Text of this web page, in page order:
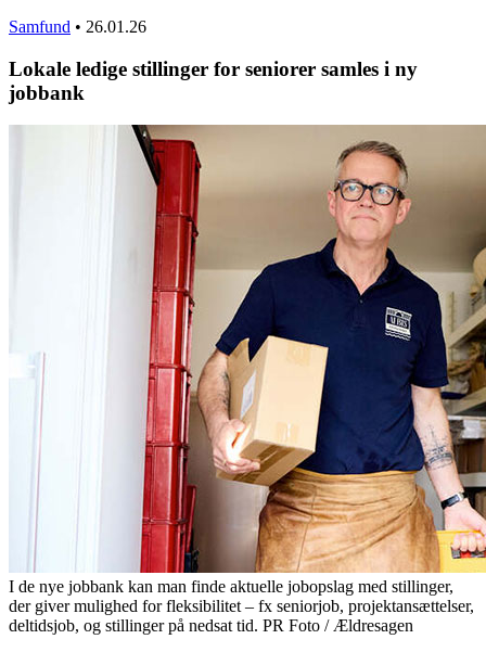
Samfund • 26.01.26
Lokale ledige stillinger for seniorer samles i ny
jobbank
I de nye jobbank kan man finde aktuelle jobopslag med stillinger,
der giver mulighed for fleksibilitet – fx seniorjob, projektansættelser,
deltidsjob, og stillinger på nedsat tid. PR Foto / Ældresagen